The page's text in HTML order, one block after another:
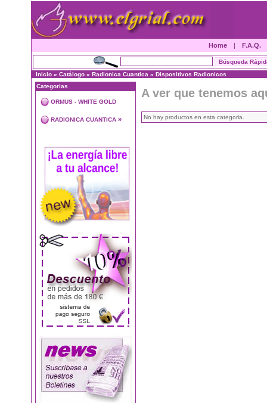
Home | F.A.Q.
Inicio » Catálogo » Radionica Cuantica » Dispositivos Radionicos
Categorias
ORMUS - WHITE GOLD
RADIONICA CUANTICA »
A ver que tenemos
No hay productos en esta categoria.